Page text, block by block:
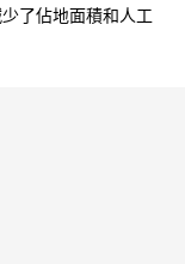
了佔地面積和人工